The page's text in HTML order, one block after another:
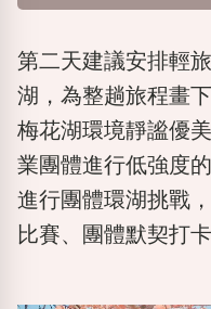
第二天建議安排輕
湖，為整趟旅程畫
梅花湖環境靜謐優
業團體進行低強度
進行團體環湖挑戰
比賽、團體默契打